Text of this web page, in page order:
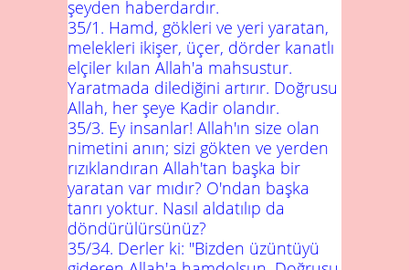
şeyden haberdardır.
35/1 . Hamd, gökleri ve yeri yaratan,
melekleri ikişer, üçer, dörder kanatlı
elçiler kılan Allah'a mahsustur.
Yaratmada dilediğini artırır. Doğrusu
Allah, her şeye Kadir olandır.
35/3. Ey insanlar! Allah'ın size olan
nimetini anın; sizi gökten ve yerden
rızıklandıran Allah'tan başka bir
yaratan var mıdır? O'ndan başka
tanrı yoktur. Nasıl aldatılıp da
döndürülürsünüz?
35/34. Derler ki: "Bizden üzüntüyü